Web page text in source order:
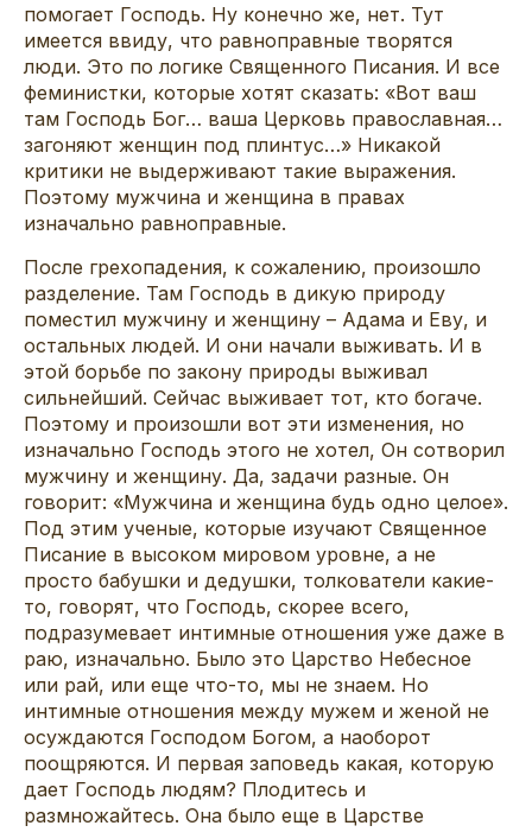
помогает Господь. Ну конечно же, нет. Тут
имеется ввиду, что равноправные творятся
люди. Это по логике Священного Писания. И все
феминистки, которые хотят сказать: «Вот ваш
там Господь Бог… ваша Церковь православная…
загоняют женщин под плинтус…» Никакой
критики не выдерживают такие выражения.
Поэтому мужчина и женщина в правах
изначально равноправные.
После грехопадения, к сожалению, произошло
разделение. Там Господь в дикую природу
поместил мужчину и женщину – Адама и Еву, и
остальных людей. И они начали выживать. И в
этой борьбе по закону природы выживал
сильнейший. Сейчас выживает тот, кто богаче.
Поэтому и произошли вот эти изменения, но
изначально Господь этого не хотел, Он сотворил
мужчину и женщину. Да, задачи разные. Он
говорит: «Мужчина и женщина будь одно целое».
Под этим ученые, которые изучают Священное
Писание в высоком мировом уровне, а не
просто бабушки и дедушки, толкователи какие-
то, говорят, что Господь, скорее всего,
подразумевает интимные отношения уже даже в
раю, изначально. Было это Царство Небесное
или рай, или еще что-то, мы не знаем. Но
интимные отношения между мужем и женой не
осуждаются Господом Богом, а наоборот
поощряются. И первая заповедь какая, которую
дает Господь людям? Плодитесь и
размножайтесь. Она было еще в Царстве